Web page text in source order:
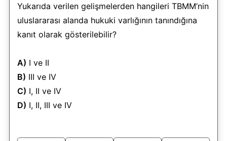
Yukarıda verilen gelişmelerden hangileri TBMM’nin
uluslararası alanda hukuki varlığının tanındığına
kanıt olarak gösterilebilir?
A) I ve II
B) III ve IV
C) I, II ve IV
D) I, II, III ve IV